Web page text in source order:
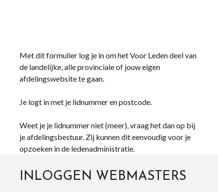
Met dit formulier log je in om het Voor Leden deel van
de landelijke, alle provinciale of jouw eigen
afdelingswebsite te gaan.
Je logt in met je lidnummer en postcode.
Weet je je lidnummer niet (meer), vraag het dan op bij
je afdelingsbestuur. Zij kunnen dit eenvoudig voor je
opzoeken in de ledenadministratie.
INLOGGEN WEBMASTERS